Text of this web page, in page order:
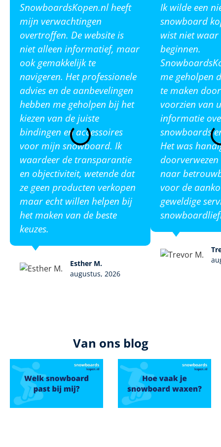
SnowboardsKopen.nl heeft
mijn verwachtingen
overtroffen. De website is
niet alleen informatief, maar
ook gemakkelijk te
navigeren. Het professionele
advies en de aanbevelingen
hebben me geholpen bij het
kiezen van de juiste
bindingen en accessoires
voor mijn snowboard. Ik
waardeer de transparantie
en objectiviteit, wetende dat
ze geen producten verkopen
maar echt willen helpen bij
het maken van de beste
keuzes.
Esther M.
augustus, 2026
Ik wilde een
snowboard
wist niet waar
beginnen.
me geholpen
te maken
voorzien van
informatie
snowboards
Het was
naar
voor de
geweldige
Van ons blog